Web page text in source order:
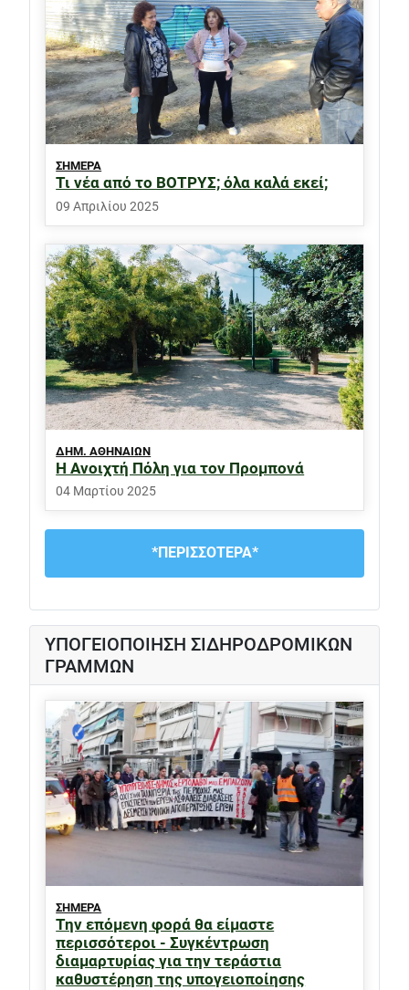
ΣΗΜΕΡΑ
Τι νέα από το ΒΟΤΡΥΣ; όλα καλά εκεί;
09 Απριλίου 2025
ΔΗΜ. ΑΘΗΝΑΙΩΝ
H Ανοιχτή Πόλη για τον Προμπονά
04 Μαρτίου 2025
*ΠΕΡΙΣΣΟΤΕΡΑ*
ΥΠΟΓΕΙΟΠΟΙΗΣΗ ΣΙΔΗΡΟΔΡΟΜΙΚΩΝ
ΓΡΑΜΜΩΝ
ΣΗΜΕΡΑ
Την επόμενη φορά θα είμαστε
περισσότεροι - Συγκέντρωση
διαμαρτυρίας για την τεράστια
καθυστέρηση της υπογειοποίησης